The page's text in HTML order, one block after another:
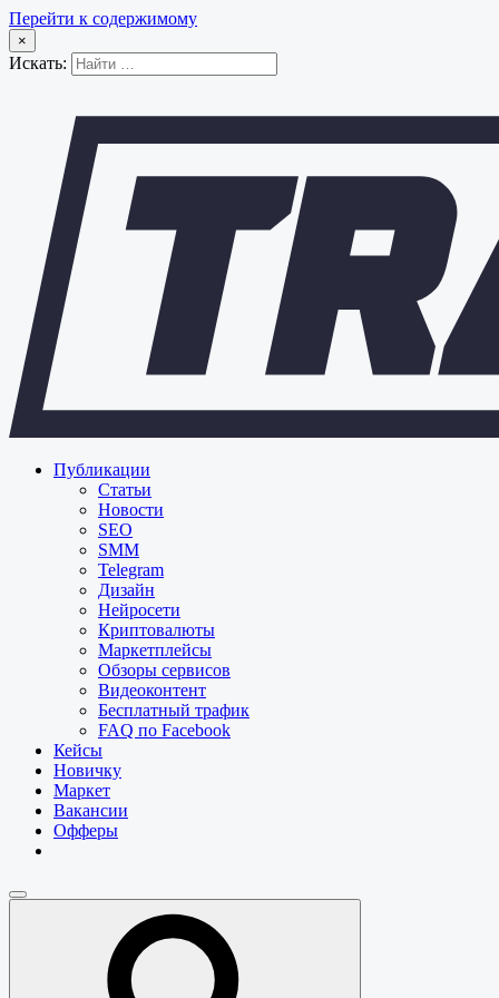
Перейти к содержимому
×
Искать:
Публикации
Статьи
Новости
SEO
SMM
Telegram
Дизайн
Нейросети
Криптовалюты
Маркетплейсы
Обзоры сервисов
Видеоконтент
Бесплатный трафик
FAQ по Facebook
Кейсы
Новичку
Маркет
Вакансии
Офферы